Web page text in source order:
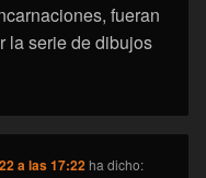
fueran
la serie de dibujos
a las 17:22 ha dicho: